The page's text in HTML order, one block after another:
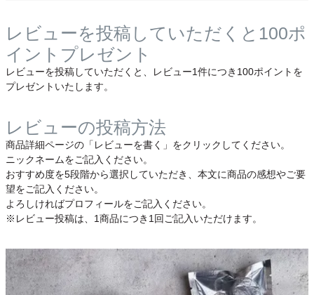
レビューを投稿していただくと100ポ
イントプレゼント
レビューを投稿していただくと、レビュー1件につき100ポイントを
プレゼントいたします。
レビューの投稿方法
商品詳細ページの「レビューを書く」をクリックしてください。
ニックネームをご記入ください。
おすすめ度を5段階から選択していただき、本文に商品の感想やご要
望をご記入ください。
よろしければプロフィールをご記入ください。
※レビュー投稿は、1商品につき1回ご記入いただけます。